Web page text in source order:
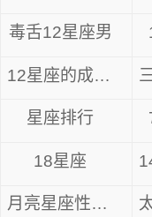
个人的学业进修领
人在进修的过程
期，但是要注意
度的情况。另外在
毒舌12星座男
12星座的成长方式
星座排行
18星座
月亮星座性格解析